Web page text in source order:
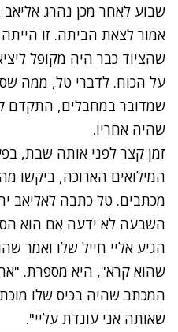
שבוע לאחר מכן נהרג אליאב
אמור לצאת הביתה. זו
שהציוד כבר היה מקופל
על הכוח. לדברי טל, ממה
שמדובר במחבלים, התקדם
שהיה אחריו.
זמן קצר לפני אותה שבת,
המילואים הארוכה, ביקשו
מכתבים. טל כתבה לאליאב
השבעה לא ידעה אם הוא
הגיע אליי חייל שלו ואמר
שהוא קרא", היא מספרת.
המכתב שהיה בכיס שלו
שאותה אני עונדת עליי".